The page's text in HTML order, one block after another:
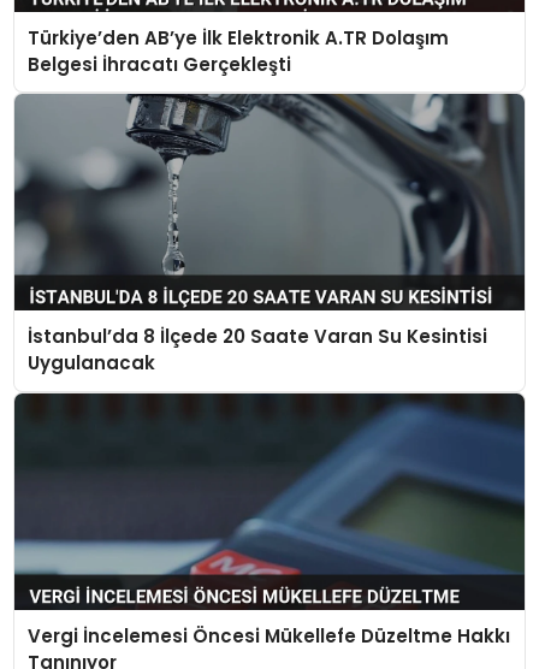
Türkiye’den AB’ye İlk Elektronik A.TR Dolaşım
Belgesi İhracatı Gerçekleşti
İstanbul’da 8 İlçede 20 Saate Varan Su Kesintisi
Uygulanacak
Vergi İncelemesi Öncesi Mükellefe Düzeltme Hakkı
Tanınıyor